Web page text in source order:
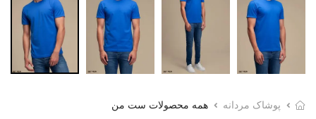
پوشاک مردانه همه محصولات ست من